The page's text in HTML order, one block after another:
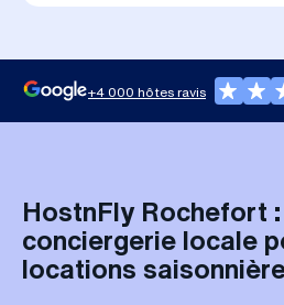
+4 000 hôtes ravis
HostnFly Rochefort :
conciergerie locale
locations